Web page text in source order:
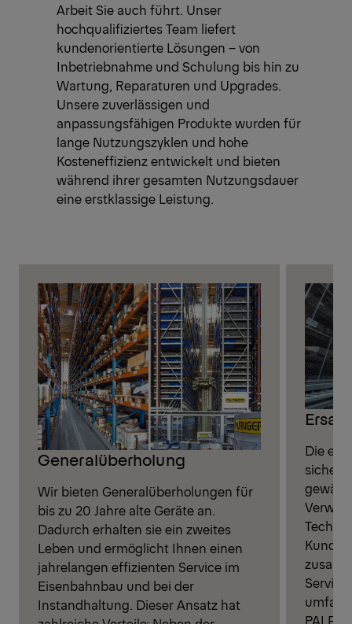
Arbeit Sie auch führt. Unser
hochqualifiziertes Team liefert
kundenorientierte Lösungen – von
Inbetriebnahme und Schulung bis hin zu
Wartung, Reparaturen und Upgrades.
Unsere zuverlässigen und
anpassungsfähigen Produkte wurden für
lange Nutzungszyklen und hohe
Kosteneffizienz entwickelt und bieten
während ihrer gesamten Nutzungsdauer
eine erstklassige Leistung.
Generalüberholung
Wir bieten Generalüberholungen für
bis zu 20 Jahre alte Geräte an.
Dadurch erhalten sie ein zweites
Leben und ermöglicht Ihnen einen
jahrelangen effizienten Service im
Eisenbahnbau und bei der
Instandhaltung. Dieser Ansatz hat
Die